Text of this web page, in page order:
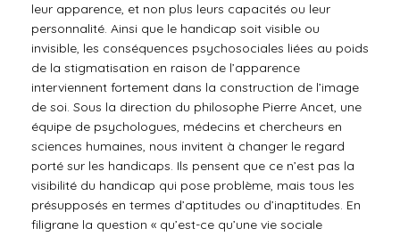
leur apparence, et non plus leurs capacités ou leur
personnalité. Ainsi que le handicap soit visible ou
invisible, les conséquences psychosociales liées au poids
de la stigmatisation en raison de l’apparence
interviennent fortement dans la construction de l’image
de soi. Sous la direction du philosophe Pierre Ancet, une
équipe de psychologues, médecins et chercheurs en
sciences humaines, nous invitent à changer le regard
porté sur les handicaps. Ils pensent que ce n’est pas la
visibilité du handicap qui pose problème, mais tous les
présupposés en termes d’aptitudes ou d’inaptitudes. En
filigrane la question « qu’est-ce qu’une vie sociale